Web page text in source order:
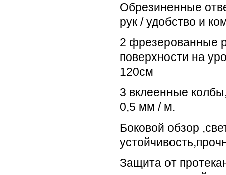
Обрезиненные
рук / удобство и
2 фрезерованные
поверхности на
120см
3 вклеенные
0,5 мм / м.
Боковой обзор
Защита от